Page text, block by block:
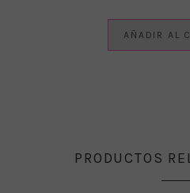
AÑADIR AL
PRODUCTOS